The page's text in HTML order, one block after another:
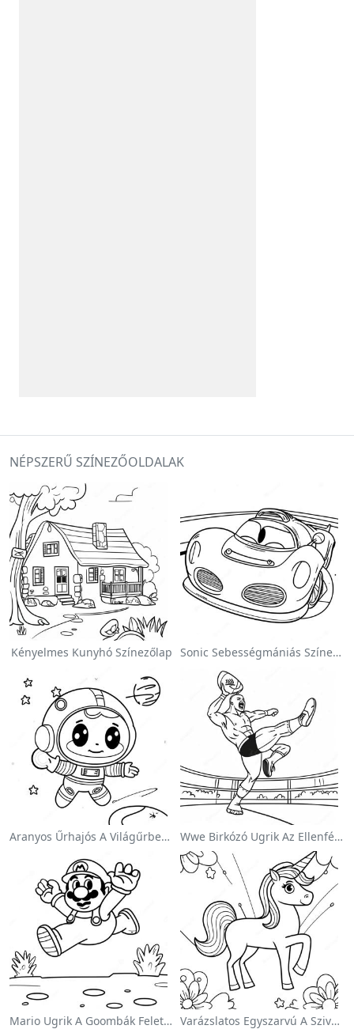
NÉPSZERŰ SZÍNEZŐOLDALAK
Kényelmes Kunyhó Színezőlap Sonic Sebességmániás Színezőlap
Aranyos Űrhajós A Világűrben Színezőlap Wwe Birkózó Ugrik Az Ellenfélre Színezőlap
Mario Ugrik A Goombák Felett Színezőlap Varázslatos Egyszarvú A Szivárvány Színezőoldalon